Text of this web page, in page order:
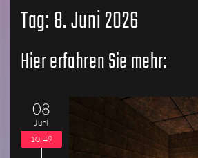
Tag:8. Juni 2026
Hier erfahren Sie mehr:
08
Juni
10:49